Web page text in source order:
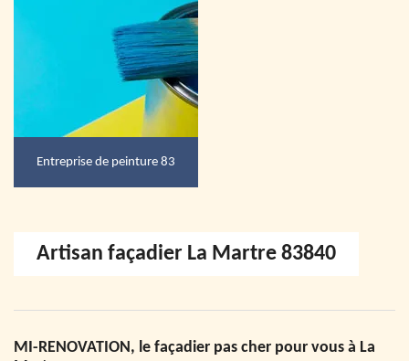
Entreprise de peinture 83
Artisan façadier La Martre 83840
MI-RENOVATION, le façadier pas cher pour vous à La